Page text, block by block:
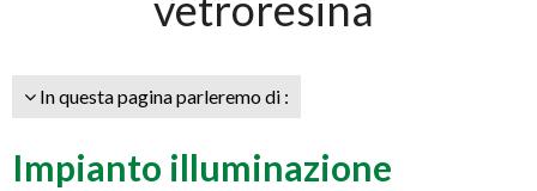
In questa pagina parleremo di :
Impianto illuminazione